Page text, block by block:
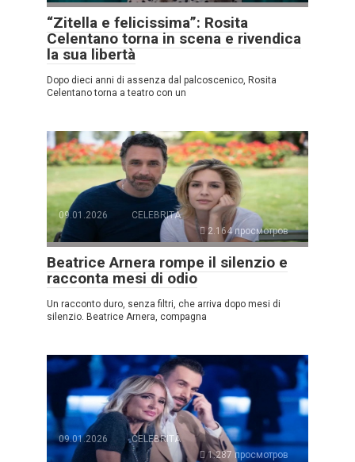
“Zitella e felicissima”: Rosita
Celentano torna in scena e rivendica
la sua libertà
Dopo dieci anni di assenza dal palcoscenico, Rosita
Celentano torna a teatro con un
09.01.2026
CELEBRITÀ
2.164 просмотров
Beatrice Arnera rompe il silenzio e
racconta mesi di odio
Un racconto duro, senza filtri, che arriva dopo mesi di
silenzio. Beatrice Arnera, compagna
09.01.2026
CELEBRITÀ
1.287 просмотров